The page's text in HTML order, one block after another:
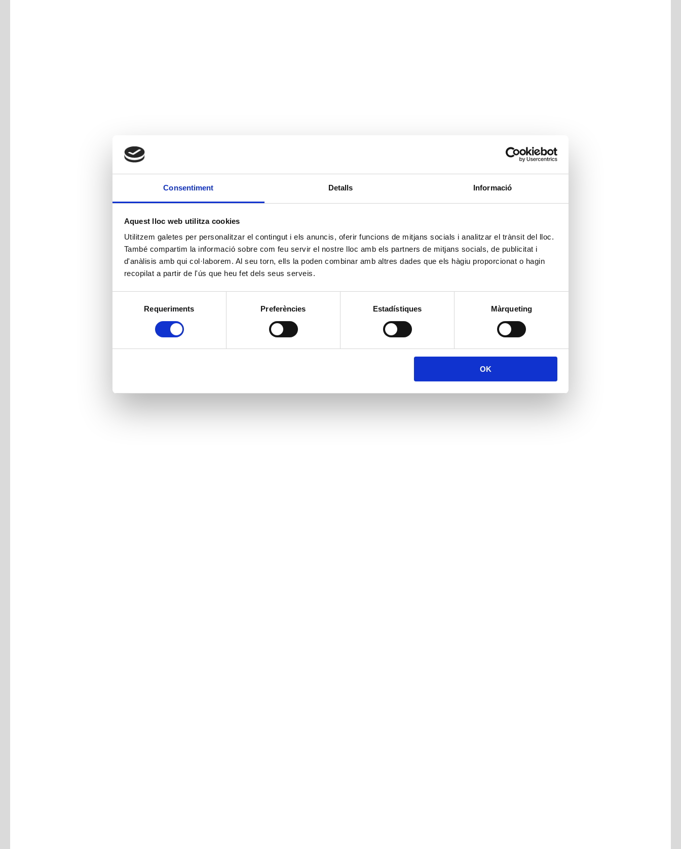
Consentiment Detalls Informació
Aquest lloc web utilitza cookies
Utilitzem galetes per personalitzar el contingut i els anuncis, oferir funcions de mitjans socials i analitzar el trànsit del lloc.
També compartim la informació sobre com feu servir el nostre lloc amb els partners de mitjans socials, de publicitat i
d'anàlisis amb qui col·laborem. Al seu torn, ells la poden combinar amb altres dades que els hàgiu proporcionat o hagin
recopilat a partir de l'ús que heu fet dels seus serveis.
consentiment
Requeriments Preferències Estadístiques Màrqueting
OK